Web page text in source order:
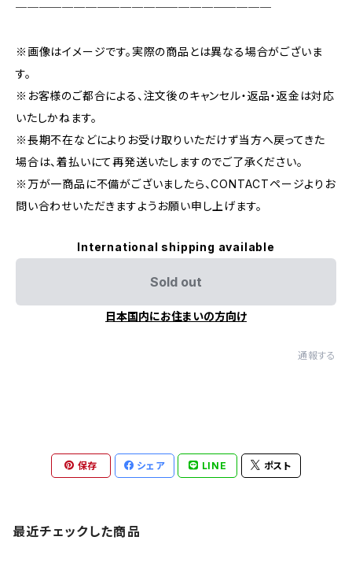
──────────────────────
※画像はイメージです。実際の商品とは異なる場合がございま
す。
※お客様のご都合による、注文後のキャンセル・返品・返金は対応
いたしかねます。
※長期不在などによりお受け取りいただけず当方へ戻ってきた
場合は、着払いにて再発送いたしますのでご了承ください。
※万が一商品に不備がございましたら、CONTACTページよりお
問い合わせいただきますようお願い申し上げます。
International shipping available
Sold out
日本国内にお住まいの方向け
通報する
保存 シェア LINE ポスト
最近チェックした商品